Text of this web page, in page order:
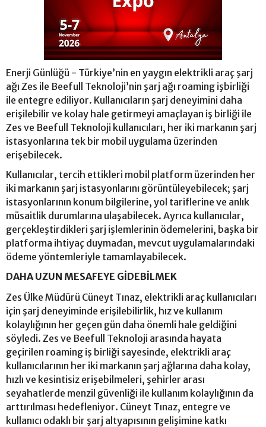
Enerji Günlüğü - Türkiye’nin en yaygın elektrikli araç şarj
ağı Zes ile Beefull Teknoloji’nin şarj ağı roaming işbirliği
ile entegre ediliyor. Kullanıcıların şarj deneyimini daha
erişilebilir ve kolay hale getirmeyi amaçlayan iş birliği ile
Zes ve Beefull Teknoloji kullanıcıları, her iki markanın şarj
istasyonlarına tek bir mobil uygulama üzerinden
erişebilecek.
Kullanıcılar, tercih ettikleri mobil platform üzerinden her
iki markanın şarj istasyonlarını görüntüleyebilecek; şarj
istasyonlarının konum bilgilerine, yol tariflerine ve anlık
müsaitlik durumlarına ulaşabilecek. Ayrıca kullanıcılar,
gerçekleştirdikleri şarj işlemlerinin ödemelerini, başka bir
platforma ihtiyaç duymadan, mevcut uygulamalarındaki
ödeme yöntemleriyle tamamlayabilecek.
DAHA UZUN MESAFEYE GİDEBİLMEK
Zes Ülke Müdürü Cüneyt Tınaz, elektrikli araç kullanıcıları
için şarj deneyiminde erişilebilirlik, hız ve kullanım
kolaylığının her geçen gün daha önemli hale geldiğini
söyledi. Zes ve Beefull Teknoloji arasında hayata
geçirilen roaming iş birliği sayesinde, elektrikli araç
kullanıcılarının her iki markanın şarj ağlarına daha kolay,
hızlı ve kesintisiz erişebilmeleri, şehirler arası
seyahatlerde menzil güvenliği ile kullanım kolaylığının da
arttırılması hedefleniyor. Cüneyt Tınaz, entegre ve
kullanıcı odaklı bir şarj altyapısının gelişimine katkı